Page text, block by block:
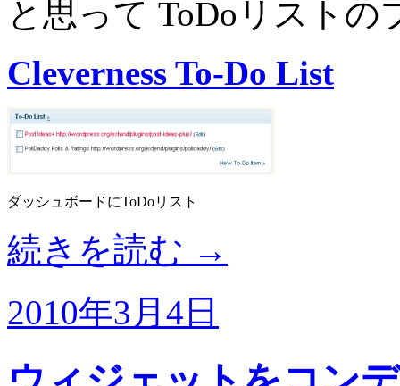
と思って ToDoリスト
Cleverness To-Do List
ダッシュボードにToDoリスト
続きを読む →
2010年3月4日